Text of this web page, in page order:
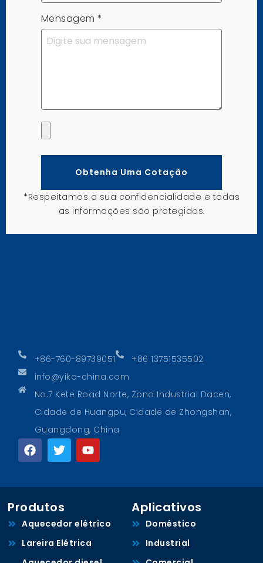
+86-760-89739051
+86 13751535502
info@yika-china.com
No.7 Kete Road Norte, Zona Industrial Dacen,
Cidade de Huangpu, Cidade de Zhongshan,
Guangdong, China
Mensagem *
Obtenha Uma Cotação
*Respeitamos a sua confidencialidade e todas
as informações são protegidas.
Produtos
Aquecedor elétrico
Lareira Elétrica
Aplicativos
Doméstico
Industrial